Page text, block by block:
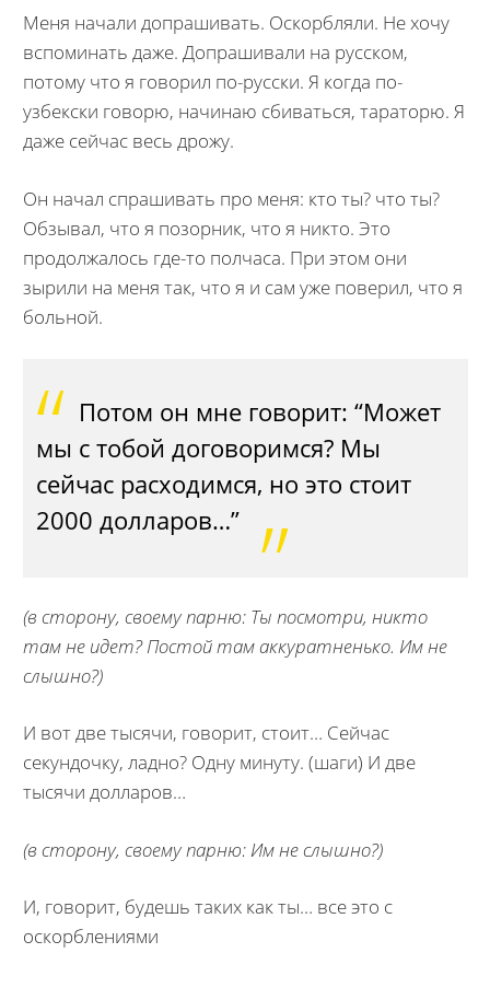
Меня начали допрашивать. Оскорбляли. Не хочу
вспоминать даже. Допрашивали на русском,
потому что я говорил по-русски. Я когда по-
узбекски говорю, начинаю сбиваться, тараторю. Я
даже сейчас весь дрожу.
Он начал спрашивать про меня: кто ты? что ты?
Обзывал, что я позорник, что я никто. Это
продолжалось где-то полчаса. При этом они
зырили на меня так, что я и сам уже поверил, что я
больной.
Потом он мне говорит: “Может
мы с тобой договоримся? Мы
сейчас расходимся, но это стоит
2000 долларов…”
(в сторону, своему парню: Ты посмотри, никто
там не идет? Постой там аккуратненько. Им не
слышно?)
И вот две тысячи, говорит, стоит… Сейчас
секундочку, ладно? Одну минуту. (шаги) И две
тысячи долларов…
(в сторону, своему парню: Им не слышно?)
И, говорит, будешь таких как ты… все это с
оскорблениями